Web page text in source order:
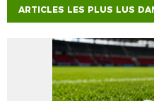
ARTICLES LES PLUS LUS